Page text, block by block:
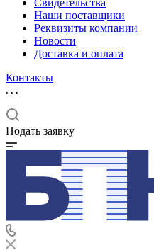
Свидетельства
Наши поставщики
Реквизиты компании
Новости
Доставка и оплата
Контакты
Подать заявку